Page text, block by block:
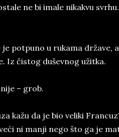
ne bi imale nikakvu
potpuno u rukama države, a
Iz čistog duševnog užitka.
– grob.
kažu da je bio veliki
ni manji nego što ga je